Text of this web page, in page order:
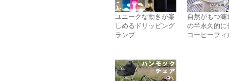
ユニークな動きが楽
しめるドリッピング
ランプ
自然がもつ濾
の半永久的に
コーヒーフィ